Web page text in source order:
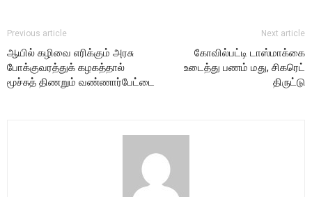
Previous article
ஆயில் கழிவை எரிக்கும் அரசு
போக்குவரத்துக் கழகத்தால்
மூச்சுத் திணறும் வண்ணார்பேட்டை
Next article
கோவில்பட்டி டாஸ்மாக்கை
உடைத்து பணம் மது, சிகரெட்
திருட்டு